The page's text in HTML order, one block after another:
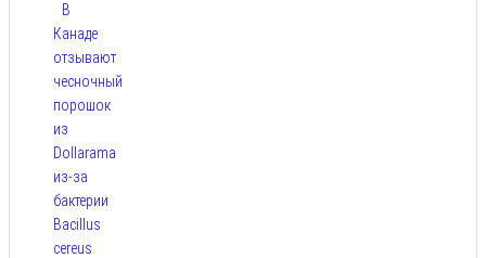
В
Канаде
отзывают
чесночный
порошок
из
Dollarama
из-за
бактерии
Bacillus
cereus